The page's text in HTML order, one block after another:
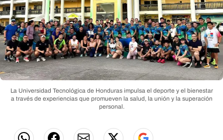
La Universidad Tecnológica de Honduras impulsa el deporte y el bienestar
a través de experiencias que promueven la salud, la unión y la superación
personal.